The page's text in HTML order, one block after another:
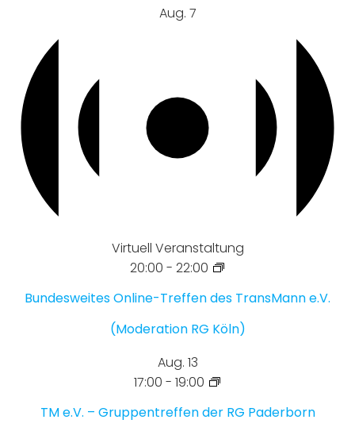
Aug. 7
Virtuell Veranstaltung
20:00 - 22:00
Bundesweites Online-Treffen des TransMann e.V.
(Moderation RG Köln)
Aug. 13
17:00 - 19:00
TM e.V. – Gruppentreffen der RG Paderborn